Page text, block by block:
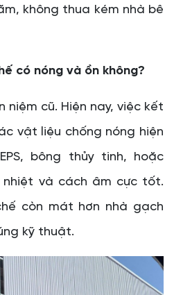
không thua kém nhà bê
có nóng và ồn không?
niệm cũ. Hiện nay, việc kết
vật liệu chống nóng hiện
bông thủy tinh, hoặc
và cách âm cực tốt.
còn mát hơn nhà gạch
kỹ thuật.